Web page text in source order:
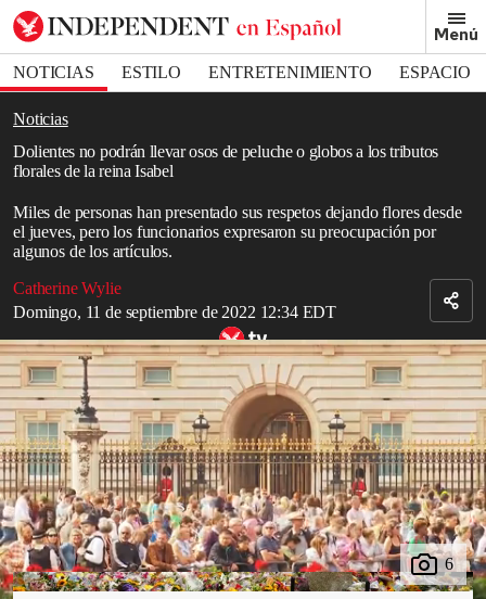
Menú
NOTICIAS ESTILO ENTRETENIMIENTO
ESPACIO
DEPORTES
Noticias
Dolientes no podrán llevar osos de peluche o globos a los tributos
florales de la reina Isabel
Miles de personas han presentado sus respetos dejando flores desde
el jueves, pero los funcionarios expresaron su preocupación por
algunos de los artículos.
Catherine Wylie
Domingo, 11 de septiembre de 2022 12:34 EDT
Bookmark popover
Removed from bookmarks
Close popover
Crowds gather outside Buckingham Palace as Queen's coffin makes
her 'final journey'
Read in English
Se les ha dicho a los dolientes que no dejen osos de peluche,
globos o velas encendidas entre los tributos florales a laReina.
Royal Parks dijo que no se aceptarán obsequios ni artefactos y que
no se deben traer objetos que no sean florales.